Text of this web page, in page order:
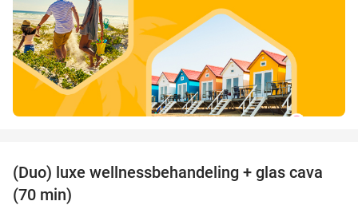
50%
(Duo) luxe wellnessbehandeling + glas cava
(70 min)